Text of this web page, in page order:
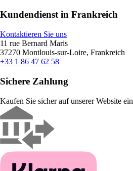
Kundendienst in Frankreich
Kontaktieren Sie uns
11 rue Bernard Maris
37270 Montlouis-sur-Loire, Frankreich
+33 1 86 47 62 58
Sichere Zahlung
Kaufen Sie sicher auf unserer Website ein